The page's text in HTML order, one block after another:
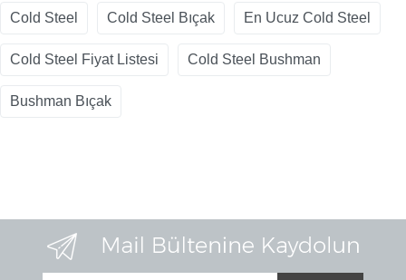
Cold Steel Cold Steel Bıçak En Ucuz Cold Steel
Cold Steel Fiyat Listesi Cold Steel Bushman
Bushman Bıçak